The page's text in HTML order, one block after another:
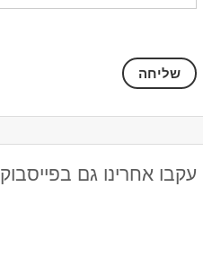
עקבו אחרינו גם בפייסבוק